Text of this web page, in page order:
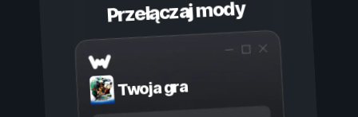
Przełączaj mody
Twoja gra